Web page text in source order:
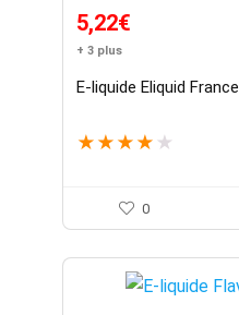
5,22€
+ 3 plus
E-liquide Eliquid France
★ ★ ★ ★ ★
0